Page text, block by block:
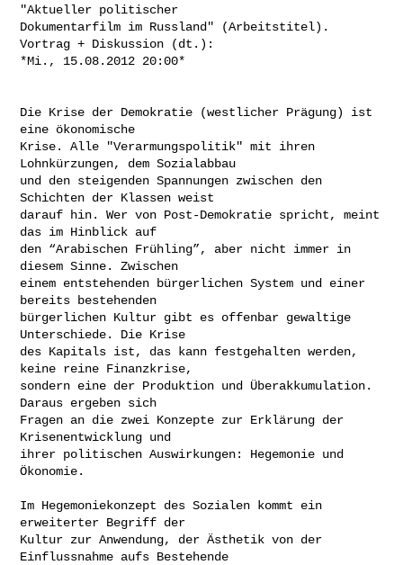
"Aktueller politischer
Dokumentarfilm im Russland" (Arbeitstitel).
Vortrag + Diskussion (dt.):
*Mi., 15.08.2012 20:00*
Die Krise der Demokratie (westlicher Prägung) ist
eine ökonomische
Krise. Alle "Verarmungspolitik" mit ihren
Lohnkürzungen, dem Sozialabbau
und den steigenden Spannungen zwischen den
Schichten der Klassen weist
darauf hin. Wer von Post-Demokratie spricht, meint
das im Hinblick auf
den “Arabischen Frühling”, aber nicht immer in
diesem Sinne. Zwischen
einem entstehenden bürgerlichen System und einer
bereits bestehenden
bürgerlichen Kultur gibt es offenbar gewaltige
Unterschiede. Die Krise
des Kapitals ist, das kann festgehalten werden,
keine reine Finanzkrise,
sondern eine der Produktion und Überakkumulation.
Daraus ergeben sich
Fragen an die zwei Konzepte zur Erklärung der
Krisenentwicklung und
ihrer politischen Auswirkungen: Hegemonie und
Ökonomie.
Im Hegemoniekonzept des Sozialen kommt ein
erweiterter Begriff der
Kultur zur Anwendung, der Ästhetik von der
Einflussnahme aufs Bestehende